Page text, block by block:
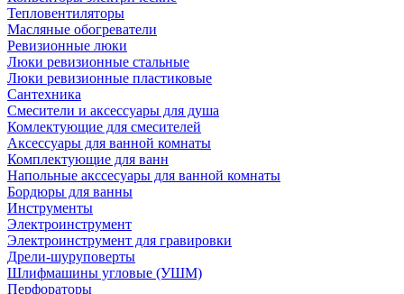
Тепловентиляторы
Масляные обогреватели
Ревизионные люки
Люки ревизионные стальные
Люки ревизионные пластиковые
Сантехника
Смесители и аксессуары для душа
Комлектующие для смесителей
Аксессуары для ванной комнаты
Комплектующие для ванн
Напольные акссесуары для ванной комнаты
Бордюры для ванны
Инструменты
Электроинструмент
Электроинструмент для гравировки
Дрели-шуруповерты
Шлифмашины угловые (УШМ)
Перфораторы